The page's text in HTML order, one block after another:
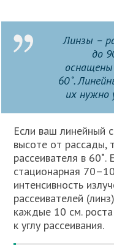
Линзы –
до
60˚.
их нужно
Если ваш линейный
высоте от рассады,
рассеивателя в 60˚.
стационарная
интенсивность
рассеивателей
каждые 10 см.
к углу рассеивания.